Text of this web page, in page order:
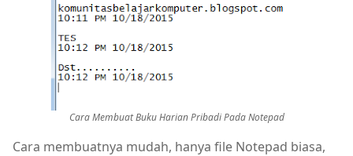
Cara Membuat Buku Harian Pribadi Pada Notepad
Cara membuatnya mudah, hanya file Notepad biasa,